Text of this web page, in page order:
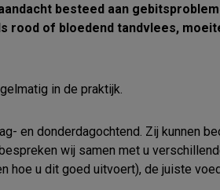
besteed aan
rood of bloedend tandvlees,
in de praktijk.
en donderdagochtend. Zij kunnen
wij samen met u
hoe u dit goed uitvoert), de juiste